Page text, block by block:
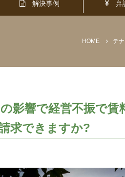
解決事例 弁
HOME
影響で経営不振で賃
求できますか?